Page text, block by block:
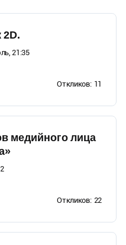
21:35
Откликов: 11
медийного лица
Откликов: 22